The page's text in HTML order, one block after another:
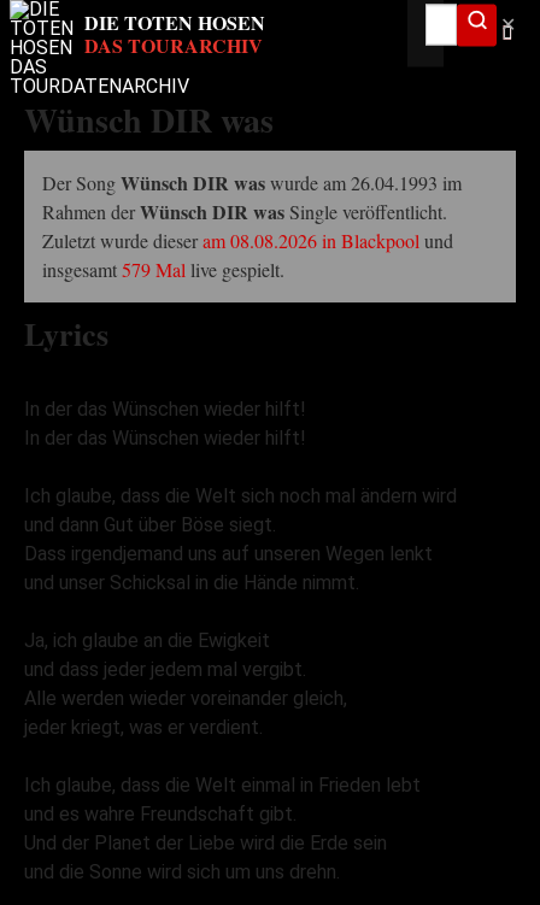
✕
Wünsch DIR was
Der SongWünsch DIR waswurde am 26.04.1993 im
Rahmen derWünsch DIR wasSingle veröffentlicht.
Zuletzt wurde dieseram 08.08.2026 in Blackpool und
insgesamt579 Mal live gespielt.
Lyrics
In der das Wünschen wieder hilft!
In der das Wünschen wieder hilft!
Ich glaube, dass die Welt sich noch mal ändern wird
und dann Gut über Böse siegt.
Dass irgendjemand uns auf unseren Wegen lenkt
und unser Schicksal in die Hände nimmt.
Ja, ich glaube an die Ewigkeit
und dass jeder jedem mal vergibt.
Alle werden wieder voreinander gleich,
jeder kriegt, was er verdient.
Ich glaube, dass die Welt einmal in Frieden lebt
und es wahre Freundschaft gibt.
Und der Planet der Liebe wird die Erde sein
und die Sonne wird sich um uns drehn.